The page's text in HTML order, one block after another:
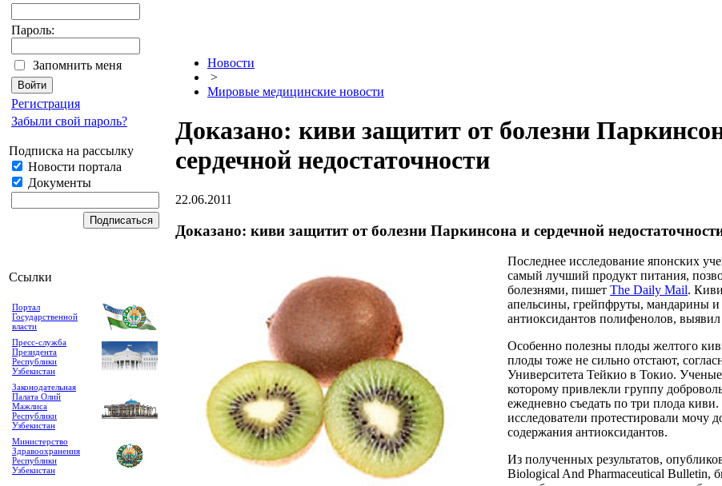
Пароль:
Запомнить меня
Регистрация
Забыли свой пароль?
Подписка на рассылку
Новости портала
Документы
Ссылки
Портал
Государственной
власти
Пресс-служба
Президента
Республики
Узбекистан
Законодательная
Палата Олий
Мажлиса
Республики
Узбекистан
Министерство
Здравоохранения
Республики
Узбекистан
Новости
>
Мировые медицинские новости
Доказано: киви защитит от болезни
сердечной недостаточности
22.06.2011
Доказано: киви защитит от болезни Паркинсона и сердечной
Последнее исследование японских
самый лучший продукт питания,
болезнями, пишет The Daily Mail.
апельсины, грейпфруты, мандарины и
антиоксидантов полифенолов, выявил
Особенно полезны плоды желтого
плоды тоже не сильно отстают,
Университета Тейкио в Токио.
которому привлекли группу
ежедневно съедать по три плода киви.
исследователи протестировали мочу
содержания антиоксидантов.
Из полученных результатов,
Biological And Pharmaceutical Bulletin,